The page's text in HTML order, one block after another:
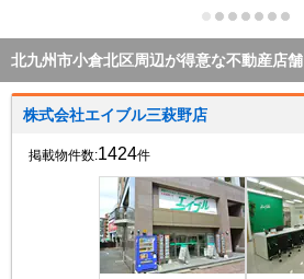
北九州市小倉北区周辺が得意な不動産店舗
株式会社エイブル三萩野店
掲載物件数:1424件